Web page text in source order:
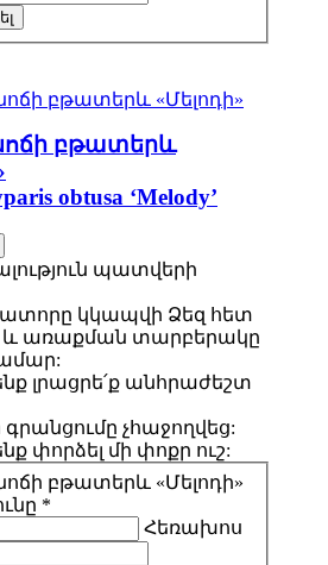
բթատերև
obtusa ‘Melody’
պատվերի
կկապվի Ձեզ հետ
և առաքման տարբերակը
լրացրե՛ք անհրաժեշտ
չհաջողվեց:
փորձել մի փոքր ուշ:
բթատերև «Մելոդի»
*
Հեռախոս